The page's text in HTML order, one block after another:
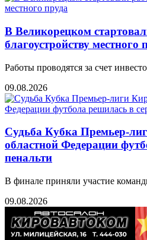
В Великорецком
благоустройству местного
Работы проводятся за счет
09.08.2026
Судьба Кубка Премьер-
областной Федерации
пенальти
В финале приняли участие
09.08.2026